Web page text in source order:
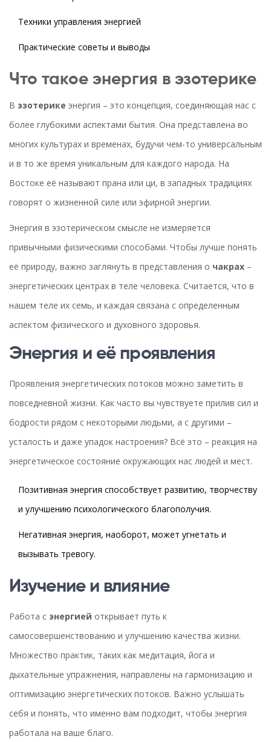
Техники управления энергией
Практические советы и выводы
Что такое энергия в эзотерике
В эзотерике энергия – это концепция, соединяющая нас с
более глубокими аспектами бытия. Она представлена во
многих культурах и временах, будучи чем-то универсальным
и в то же время уникальным для каждого народа. На
Востоке её называют прана или ци, в западных традициях
говорят о жизненной силе или эфирной энергии.
Энергия в эзотерическом смысле не измеряется
привычными физическими способами. Чтобы лучше понять
её природу, важно заглянуть в представления о чакрах –
энергетических центрах в теле человека. Считается, что в
нашем теле их семь, и каждая связана с определенным
аспектом физического и духовного здоровья.
Энергия и её проявления
Проявления энергетических потоков можно заметить в
повседневной жизни. Как часто вы чувствуете прилив сил и
бодрости рядом с некоторыми людьми, а с другими –
усталость и даже упадок настроения? Всё это – реакция на
энергетическое состояние окружающих нас людей и мест.
Позитивная энергия способствует развитию, творчеству
и улучшению психологического благополучия.
Негативная энергия, наоборот, может угнетать и
вызывать тревогу.
Изучение и влияние
Работа с энергией открывает путь к
самосовершенствованию и улучшению качества жизни.
Множество практик, таких как медитация, йога и
дыхательные упражнения, направлены на гармонизацию и
оптимизацию энергетических потоков. Важно услышать
себя и понять, что именно вам подходит, чтобы энергия
работала на ваше благо.